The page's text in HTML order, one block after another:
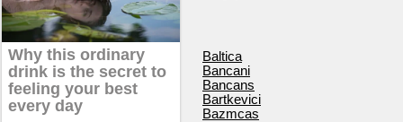
Baltica
Bancani
Bancans
Bartkevici
Bazmcas